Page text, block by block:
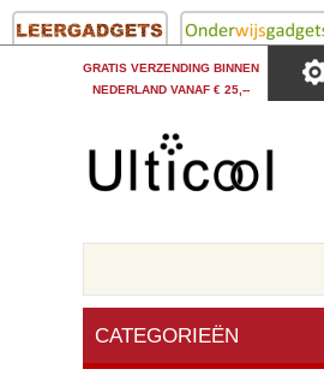
GRATIS VERZENDING BINNEN
NEDERLAND VANAF € 25,--
CATEGORIEËN